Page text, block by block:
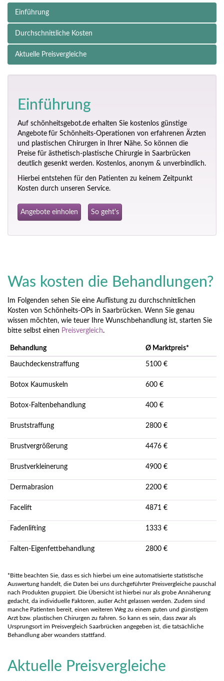
Einführung
Durchschnittliche Kosten
Aktuelle Preisvergleiche
Einführung
Auf schönheitsgebot.de erhalten Sie kostenlos günstige
Angebote für Schönheits-Operationen von erfahrenen Ärzten
und plastischen Chirurgen in Ihrer Nähe. So können die
Preise für ästhetisch-plastische Chirurgie in Saarbrücken
deutlich gesenkt werden. Kostenlos, anonym & unverbindlich.
Hierbei entstehen für den Patienten zu keinem Zeitpunkt
Kosten durch unseren Service.
Angebote einholen So geht's
Was kosten die Behandlungen?
Im Folgenden sehen Sie eine Auflistung zu durchschnittlichen
Kosten von Schönheits-OPs in Saarbrücken. Wenn Sie genau
wissen möchten, wie teuer Ihre Wunschbehandlung ist, starten Sie
bitte selbst einen Preisvergleich.
Behandlung Ø Marktpreis*
Bauchdeckenstraffung 5100 €
Botox Kaumuskeln 600 €
Botox-Faltenbehandlung 400 €
Bruststraffung 2800 €
Brustvergrößerung 4476 €
Brustverkleinerung 4900 €
Dermabrasion 2200 €
Facelift 4871 €
Fadenlifting 1333 €
Falten-Eigenfettbehandlung 2800 €
*Bitte beachten Sie, dass es sich hierbei um eine automatisierte statistische
Auswertung handelt, die Daten bei uns durchgeführter Preisvergleiche pauschal
nach Produkten gruppiert. Die Übersicht ist hierbei nur als grobe Annäherung
gedacht, da individuelle Faktoren, außer Acht gelassen werden. Zudem sind
manche Patienten bereit, einen weiteren Weg zu einem guten und günstigem
Arzt bzw. plastischen Chirurgen zu fahren. So kann es sein, dass zwar als
Ursprungsort im Preisvergleich Saarbrücken angegeben ist, die tatsächliche
Behandlung aber woanders stattfand.
Aktuelle Preisvergleiche